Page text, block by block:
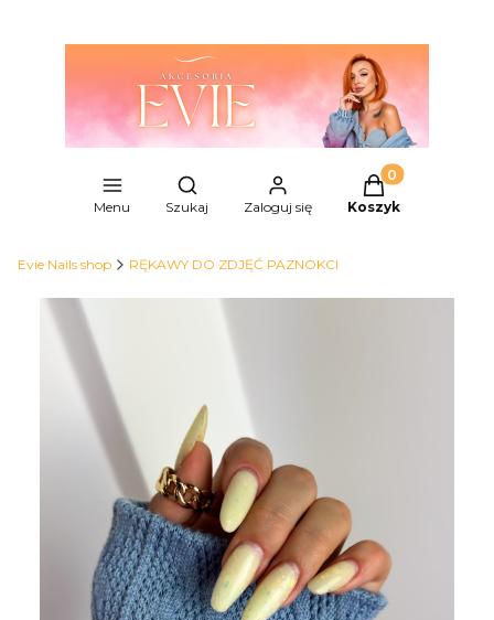
Menu
Otwórz wyszukiwarkę
Szukaj Zaloguj się
Produkty w
Koszyk
Evie Nails shop RĘKAWY DO ZDJĘĆ PAZNOKCI